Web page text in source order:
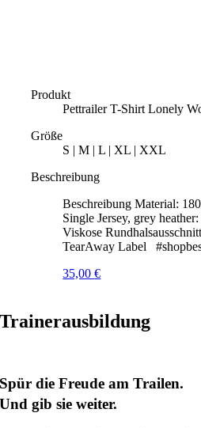
Produkt
Pettrailer T-Shirt Lonely
Größe
S | M | L | XL | XXL
Beschreibung
Beschreibung Material:
Single Jersey, grey
Viskose
TearAway Label
35,00€
Trainerausbildung
Spür die Freude am Trailen.
Und gib sie weiter.